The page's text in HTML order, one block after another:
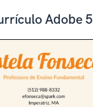
Adobe 5